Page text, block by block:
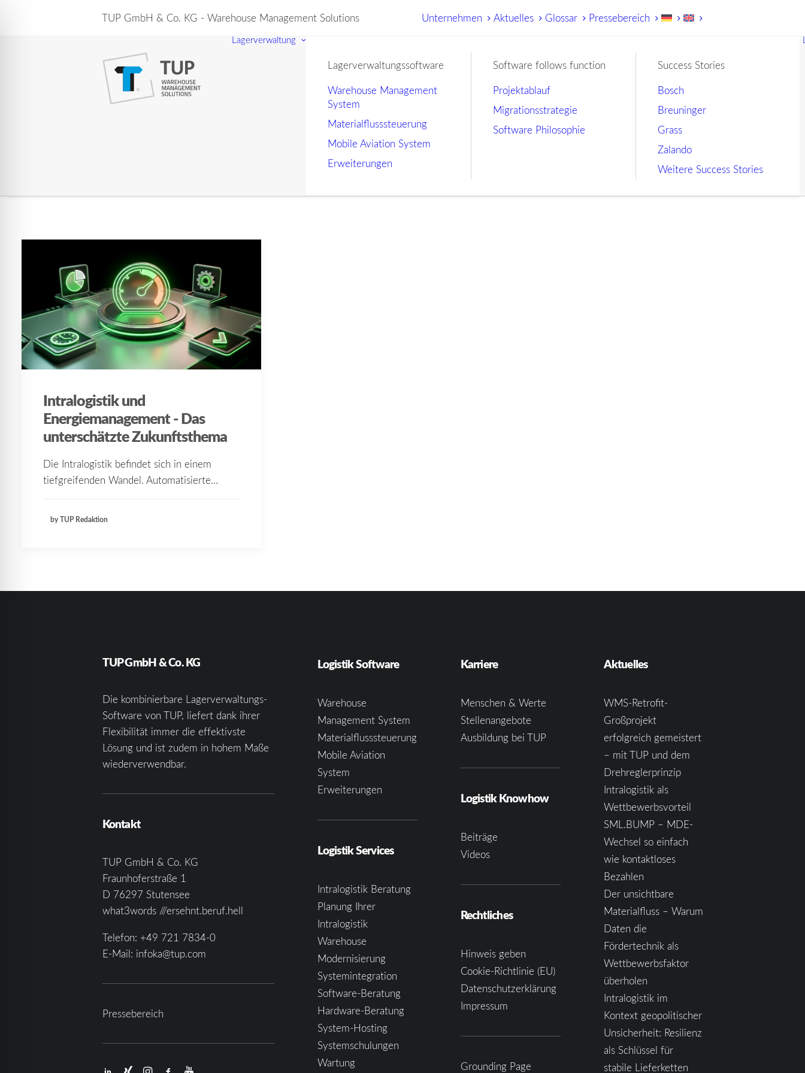
TUP GmbH & Co. KG - Warehouse Management Solutions Unternehmen Aktuelles Glossar Pressebereich
Lagerverwaltung
Lagerverwaltungssoftware
Warehouse Management
System
Materialflusssteuerung
Mobile Aviation System
Erweiterungen
Software follows function
Projektablauf
Migrationsstrategie
Software Philosophie
Success Stories
Bosch
Breuninger
Grass
Zalando
Weitere Success Stories
Intralogistik und
Energiemanagement - Das
unterschätzte Zukunftsthema
Die Intralogistik befindet sich in einem
tiefgreifenden Wandel. Automatisierte…
by TUP Redaktion
TUP GmbH & Co. KG
Die kombinierbare Lagerverwaltungs-
Software von TUP, liefert dank ihrer
Flexibilität immer die effektivste
Lösung und ist zudem in hohem Maße
wiederverwendbar.
Kontakt
TUP GmbH & Co. KG
Fraunhoferstraße 1
D 76297 Stutensee
what3words ///ersehnt.beruf.hell
Telefon: +49 721 7834-0
E-Mail: infoka@tup.com
Pressebereich
Logistik Software
Warehouse
Management System
Materialflusssteuerung
Mobile Aviation
System
Erweiterungen
Logistik Services
Intralogistik Beratung
Planung Ihrer
Intralogistik
Warehouse
Modernisierung
Systemintegration
Software-Beratung
Hardware-Beratung
System-Hosting
Systemschulungen
Wartung
Karriere
Menschen & Werte
Stellenangebote
Ausbildung bei TUP
Logistik Knowhow
Beiträge
Videos
Rechtliches
Hinweis geben
Cookie-Richtlinie (EU)
Datenschutzerklärung
Impressum
Grounding Page
Aktuelles
WMS-Retrofit-
Großprojekt
erfolgreich gemeistert
– mit TUP und dem
Drehreglerprinzip
Intralogistik als
Wettbewerbsvorteil
SML.BUMP – MDE-
Wechsel so einfach
wie kontaktloses
Bezahlen
Der unsichtbare
Materialfluss – Warum
Daten die
Fördertechnik als
Wettbewerbsfaktor
überholen
Intralogistik im
Kontext geopolitischer
Unsicherheit: Resilienz
als Schlüssel für
stabile Lieferketten